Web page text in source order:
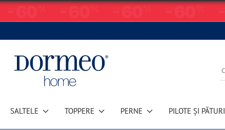
SALTELE TOPPERE PERNE PILOTE ȘI PĂTURI